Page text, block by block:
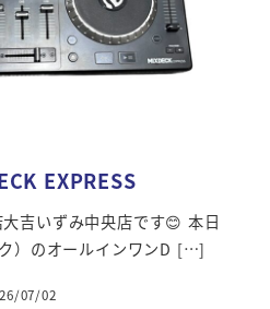
EXPRESS
吉いずみ中央店です😊 本日
）のオールインワンD […]
07/02